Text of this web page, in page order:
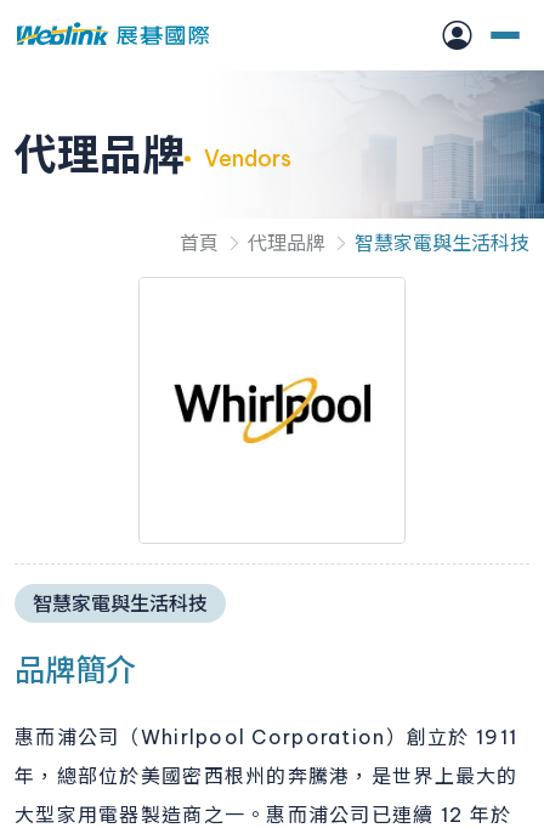
代理品牌 Vendors
首頁 代理品牌 智慧家電與生活科技
智慧家電與生活科技
品牌簡介
惠而浦公司（Whirlpool Corporation）創立於 1911
年，總部位於美國密西根州的奔騰港，是世界上最大的
大型家用電器製造商之一。惠而浦公司已連續 12 年於